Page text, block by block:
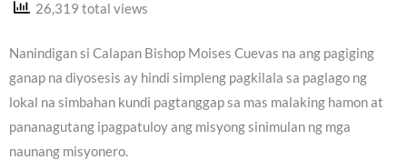
26,319 total views
Nanindigan si Calapan Bishop Moises Cuevas na ang pagiging
ganap na diyosesis ay hindi simpleng pagkilala sa paglago ng
lokal na simbahan kundi pagtanggap sa mas malaking hamon at
pananagutang ipagpatuloy ang misyong sinimulan ng mga
naunang misyonero.